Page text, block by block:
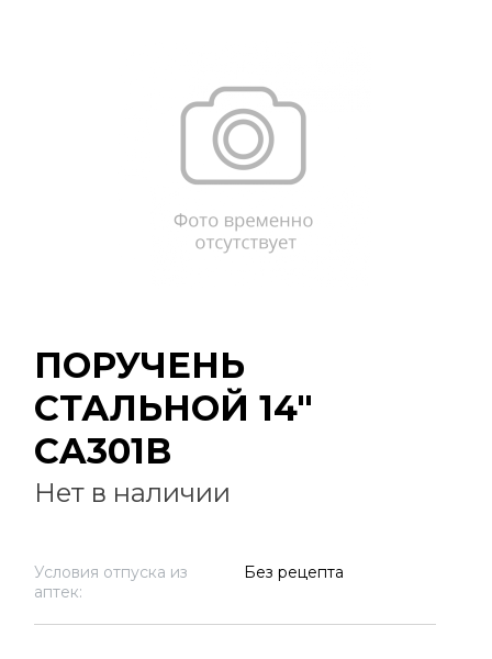
ПОРУЧЕНЬ
СТАЛЬНОЙ 14"
CA301B
Нет в наличии
Условия отпуска из
аптек:
Без рецепта